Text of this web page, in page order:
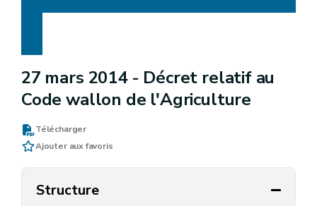
27 mars 2014 - Décret relatif au
Code wallon de l'Agriculture
Télécharger
Ajouter aux favoris
Structure